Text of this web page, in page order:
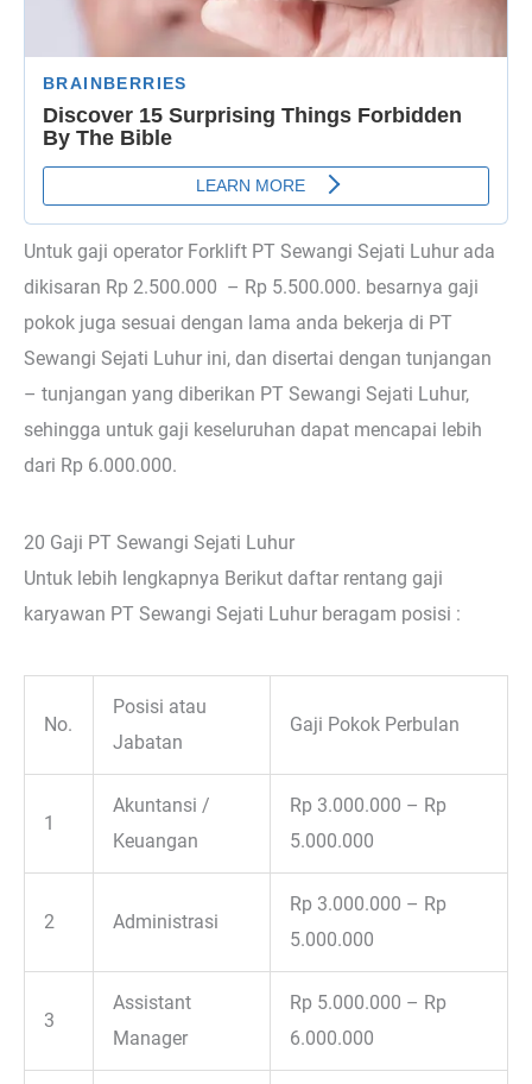
Untuk gaji operator Forklift PT Sewangi Sejati Luhur ada
dikisaran Rp 2.500.000 – Rp 5.500.000. besarnya gaji
pokok juga sesuai dengan lama anda bekerja di PT
Sewangi Sejati Luhur ini, dan disertai dengan tunjangan
– tunjangan yang diberikan PT Sewangi Sejati Luhur,
sehingga untuk gaji keseluruhan dapat mencapai lebih
dari Rp 6.000.000.
20 Gaji PT Sewangi Sejati Luhur
Untuk lebih lengkapnya Berikut daftar rentang gaji
karyawan PT Sewangi Sejati Luhur beragam posisi :
No.
Posisi atau
Jabatan
Gaji Pokok Perbulan
1
Akuntansi /
Keuangan
Rp 3.000.000 – Rp
5.000.000
2 Administrasi
Rp 3.000.000 – Rp
5.000.000
3
Assistant
Manager
Rp 5.000.000 – Rp
6.000.000